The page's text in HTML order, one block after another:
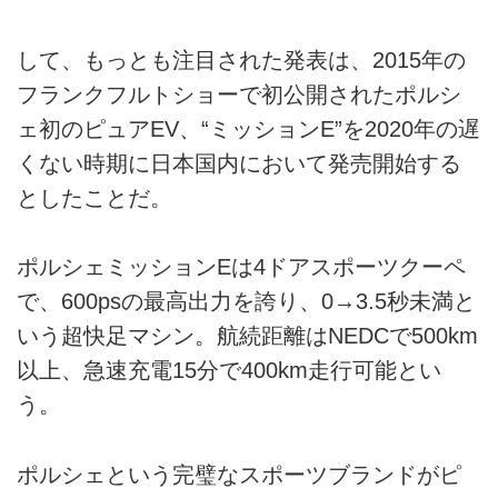
して、もっとも注目された発表は、2015年の
フランクフルトショーで初公開されたポルシ
ェ初のピュアEV、“ミッションE”を2020年の遅
くない時期に日本国内において発売開始する
としたことだ。
ポルシェミッションEは4ドアスポーツクーペ
で、600psの最高出力を誇り、0→3.5秒未満と
いう超快足マシン。航続距離はNEDCで500km
以上、急速充電15分で400km走行可能とい
う。
ポルシェという完璧なスポーツブランドがピ